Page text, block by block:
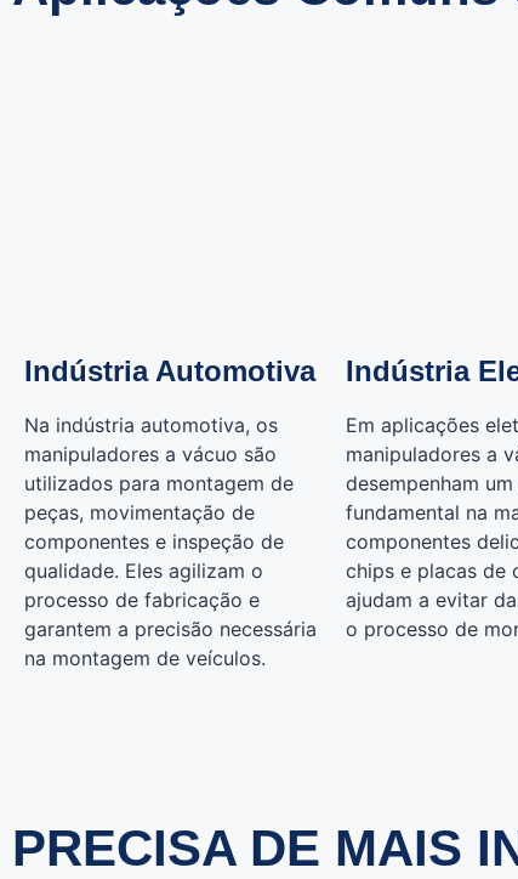
Indústria Automotiva
Na indústria automotiva, os
manipuladores a vácuo são
utilizados para montagem de
peças, movimentação de
componentes e inspeção de
qualidade. Eles agilizam o
processo de fabricação e
garantem a precisão necessária
na montagem de veículos.
Indústria
Em aplicações
manipuladores a
desempenham
fundamental na
componentes
chips e placas de
ajudam a evitar
o processo de
PRECISA DE MAIS